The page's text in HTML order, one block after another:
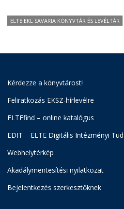
ELTE EKL SAVARIA KÖNYVTÁR ÉS LEVÉLTÁR
Kérdezze a könyvtárost!
Feliratkozás EKSZ-hírlevélre
ELTEfind – online katalógus
EDIT – ELTE Digitális Intézményi
Webhelytérkép
Akadálymentesítési nyilatkozat
Bejelentkezés szerkesztőknek